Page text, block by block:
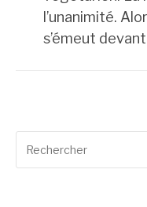
l’unanimité.
s’émeut
Recherche